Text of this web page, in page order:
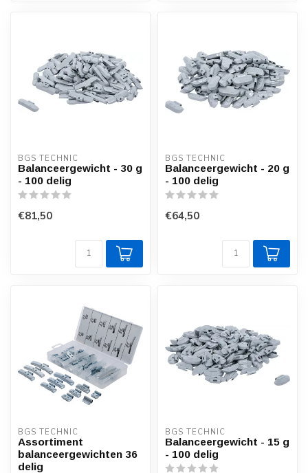
BGS TECHNIC
Balanceergewicht - 30 g
- 100 delig
€81,50
BGS TECHNIC
Balanceergewicht - 20 g
- 100 delig
€64,50
BGS TECHNIC
Assortiment
balanceergewichten 36
delig
BGS TECHNIC
Balanceergewicht - 15 g
- 100 delig